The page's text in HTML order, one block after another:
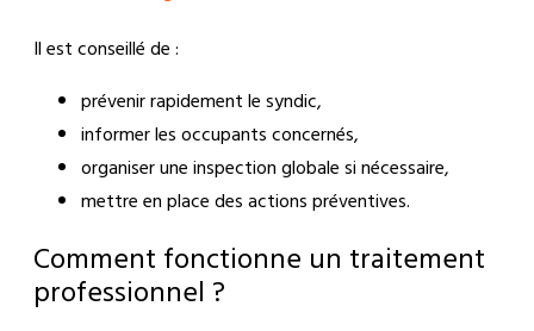
Il est conseillé de :
prévenir rapidement le syndic,
informer les occupants concernés,
organiser une inspection globale si nécessaire,
mettre en place des actions préventives.
Comment fonctionne un traitement
professionnel ?